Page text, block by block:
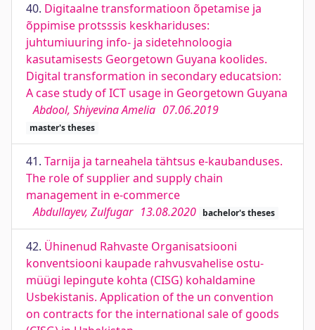
40. Digitaalne transformatioon õpetamise ja
õppimise protsssis keskhariduses:
juhtumiuuring info- ja sidetehnoloogia
kasutamisests Georgetown Guyana koolides.
Digital transformation in secondary educatsion:
A case study of ICT usage in Georgetown Guyana
Abdool, Shiyevina Amelia 07.06.2019
master's theses
41. Tarnija ja tarneahela tähtsus e-kaubanduses.
The role of supplier and supply chain
management in e-commerce
Abdullayev, Zulfugar 13.08.2020 bachelor's theses
42. Ühinenud Rahvaste Organisatsiooni
konventsiooni kaupade rahvusvahelise ostu-
müügi lepingute kohta (CISG) kohaldamine
Usbekistanis. Application of the un convention
on contracts for the international sale of goods